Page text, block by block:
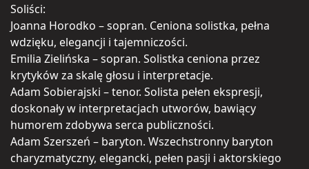
Soliści:
Joanna Horodko – sopran. Ceniona solistka, pełna
wdzięku, elegancji i tajemniczości.
Emilia Zielińska – sopran. Solistka ceniona przez
krytyków za skalę głosu i interpretacje.
Adam Sobierajski – tenor. Solista pełen ekspresji,
doskonały w interpretacjach utworów, bawiący
humorem zdobywa serca publiczności.
Adam Szerszeń – baryton. Wszechstronny baryton
charyzmatyczny, elegancki, pełen pasji i aktorskiego